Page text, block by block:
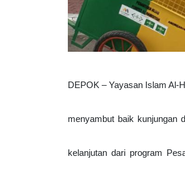
DEPOK – Yayasan Islam Al-
menyambut baik kunjungan
kelanjutan dari program